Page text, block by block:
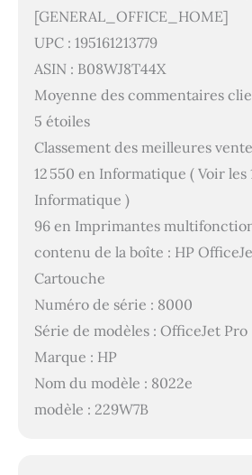
[GENERAL_OFFICE_HOME]
UPC : 195161213779
ASIN : B08WJ8T44X
Moyenne des commentaires
5 étoiles
Classement des meilleures
12 550 en Informatique ( Voir
Informatique )
96 en Imprimantes
contenu de la boîte : HP
Cartouche
Numéro de série : 8000
Série de modèles : OfficeJet Pro
Marque : HP
Nom du modèle : 8022e
modèle : 229W7B